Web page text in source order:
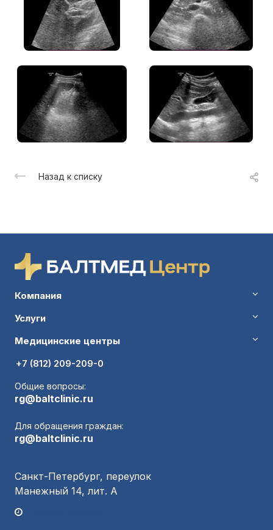
Назад к списку
Компания
Услуги
Медицинские центры
+7 (812) 209-209-0
Общие вопросы:
rg@baltclinic.ru
Для обращения граждан:
rg@baltclinic.ru
Санкт-Петербург, переулок
Манежный 14, лит. А